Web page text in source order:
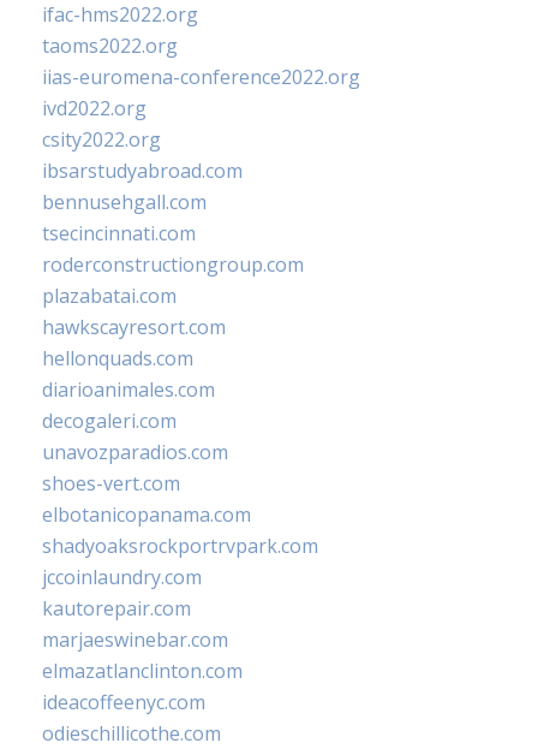
ifac-hms2022.org
taoms2022.org
iias-euromena-conference2022.org
ivd2022.org
csity2022.org
ibsarstudyabroad.com
bennusehgall.com
tsecincinnati.com
roderconstructiongroup.com
plazabatai.com
hawkscayresort.com
hellonquads.com
diarioanimales.com
decogaleri.com
unavozparadios.com
shoes-vert.com
elbotanicopanama.com
shadyoaksrockportrvpark.com
jccoinlaundry.com
kautorepair.com
marjaeswinebar.com
elmazatlanclinton.com
ideacoffeenyc.com
odieschillicothe.com